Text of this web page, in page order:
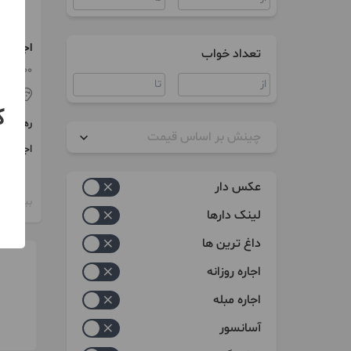
تعداد خواب
چینش بر اساس قیمت
عکس دار
لینک دارها
داغ ترین ها
اجاره روزانه
اجاره مبله
آسانسور
اجاره
1500 متر / 2 اتاق
رهن
اجاره
بیش از 12 ماه پیش